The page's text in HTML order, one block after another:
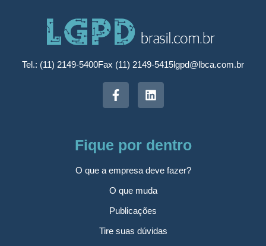
Tel.: (11) 2149-5400Fax (11) 2149-5415lgpd@lbca.com.br
Fique por dentro
O que a empresa deve fazer?
O que muda
Publicações
Tire suas dúvidas